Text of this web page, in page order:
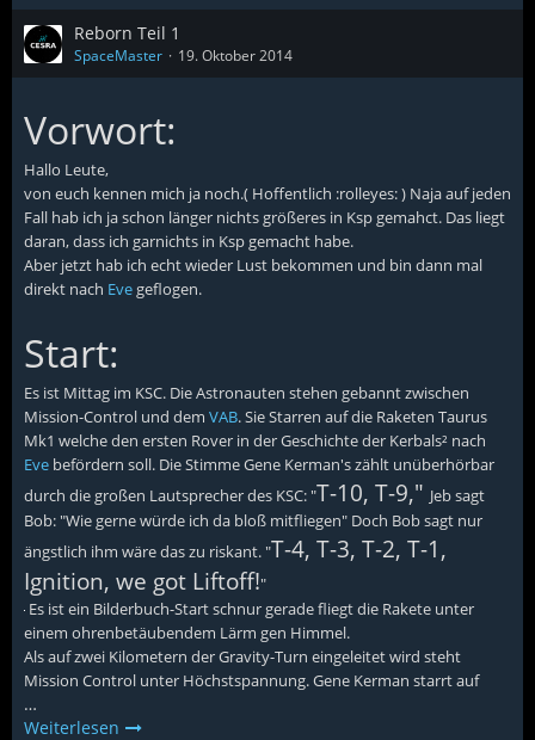
Reborn Teil 1
SpaceMaster 19. Oktober 2014
Vorwort:
Hallo Leute,
von euch kennen mich ja noch.( Hoffentlich :rolleyes: ) Naja auf jeden
Fall hab ich ja schon länger nichts größeres in Ksp gemahct. Das liegt
daran, dass ich garnichts in Ksp gemacht habe.
Aber jetzt hab ich echt wieder Lust bekommen und bin dann mal
direkt nach Eve geflogen.
Start:
Es ist Mittag im KSC. Die Astronauten stehen gebannt zwischen
Mission-Control und dem VAB. Sie Starren auf die Raketen Taurus
Mk1 welche den ersten Rover in der Geschichte der Kerbals² nach
Eve befördern soll. Die Stimme Gene Kerman's zählt unüberhörbar
durch die großen Lautsprecher des KSC: "T-10, T-9," Jeb sagt
Bob: "Wie gerne würde ich da bloß mitfliegen" Doch Bob sagt nur
ängstlich ihm wäre das zu riskant. "T-4, T-3, T-2, T-1,
Ignition, we got Liftoff!"
Es ist ein Bilderbuch-Startschnur gerade fliegt die Rakete unter
einem ohrenbetäubendem Lärm gen Himmel.
Als auf zwei Kilometern der Gravity-Turn eingeleitet wird steht
Mission Control unter Höchstspannung. Gene Kerman starrt auf
…
Weiterlesen